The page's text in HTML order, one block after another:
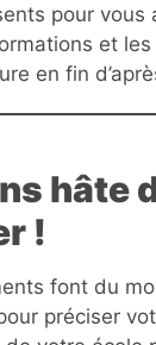
pour vous
et
en fin
hâte
!
font du
préciser